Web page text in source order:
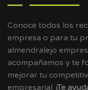
Conoce todos los
empresa o para tu
almendralejo
acompañamos y te
mejorar tu
empresarial. ¡Te